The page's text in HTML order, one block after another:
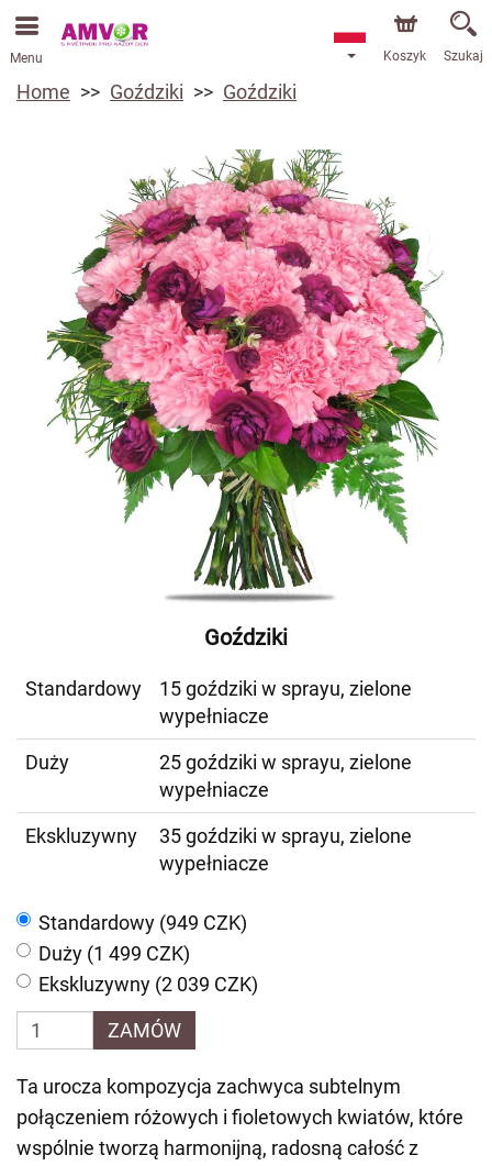
Menu Koszyk Szukaj
Home Goździki Goździki
Goździki
Standardowy
15 goździki w sprayu, zielone
wypełniacze
Duży
25 goździki w sprayu, zielone
wypełniacze
Ekskluzywny
35 goździki w sprayu, zielone
wypełniacze
Standardowy (949 CZK)
Duży (1 499 CZK)
Ekskluzywny (2 039 CZK)
ZAMÓW
Ta urocza kompozycja zachwyca subtelnym
połączeniem różowych i fioletowych kwiatów, które
wspólnie tworzą harmonijną, radosną całość z